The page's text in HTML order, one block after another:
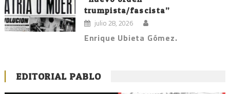
trumpista/fascista”
julio 28, 2026
Enrique Ubieta Gómez.
EDITORIAL PABLO